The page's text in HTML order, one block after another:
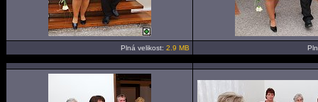
Plná velikost: 2.9 MB